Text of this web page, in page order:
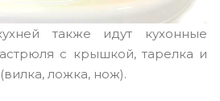
также идут кухонные
с крышкой, тарелка и
ложка, нож).